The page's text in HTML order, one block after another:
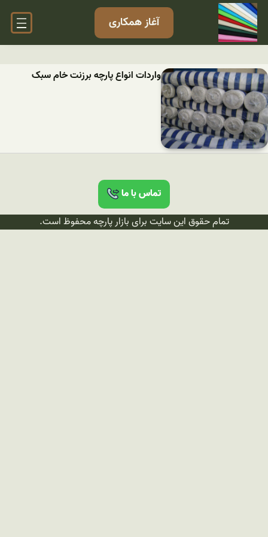
آغاز همکاری
واردات انواع پارچه برزنت خام سبک
تماس با ما
تمام حقوق این سایت برای بازار پارچه محفوظ است.